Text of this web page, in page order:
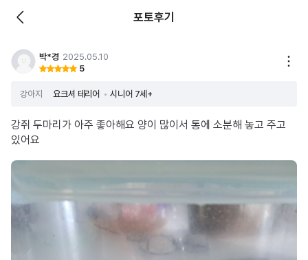
포토후기
박*경 2025.05.10
5
강아지 요크셔 테리어 시니어 7세+
강쥐 두마리가 아주 좋아해요 양이 많이서 통에 소분해 놓고 주고
있어요